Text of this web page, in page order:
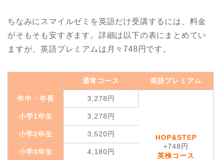
ちなみにスマイルゼミを英語だけ受講するには、料金
がそもそも安すぎます。詳細は以下の表にまとめてい
ますが、英語プレミアムは月々748円です。
通常コース 英語プレミアム
年中・年長 3,278円
HOP&STEP
+748円
英検コース
小学1年生 3,278円
小学2年生 3,520円
小学3年生 4,180円